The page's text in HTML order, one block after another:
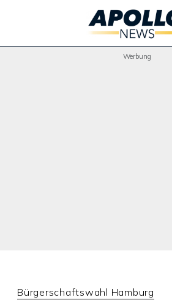
Werbung
Bürgerschaftswahl Hamburg